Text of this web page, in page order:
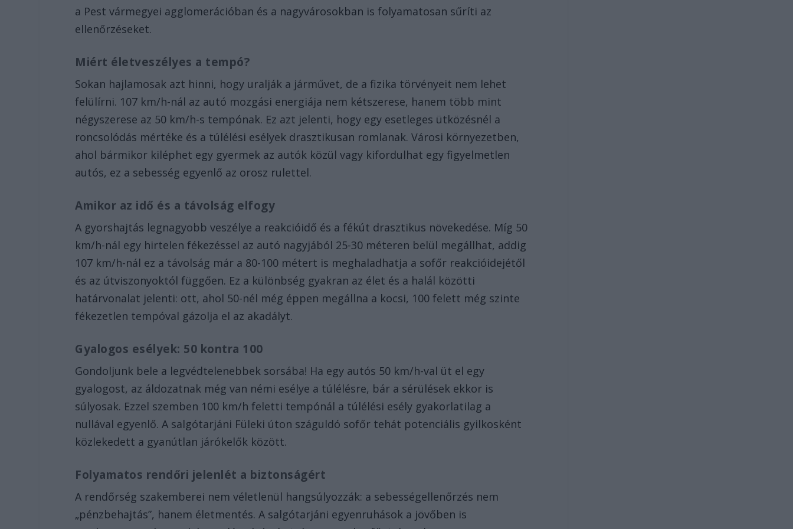
a Pest vármegyei agglomerációban és a nagyvárosokban is folyamatosan sűríti az
ellenőrzéseket.
Miért életveszélyes a tempó?
Sokan hajlamosak azt hinni, hogy uralják a járművet, de a fizika törvényeit nem lehet
felülírni. 107 km/h-nál az autó mozgási energiája nem kétszerese, hanem több mint
négyszerese az 50 km/h-s tempónak. Ez azt jelenti, hogy egy esetleges ütközésnél a
roncsolódás mértéke és a túlélési esélyek drasztikusan romlanak. Városi környezetben,
ahol bármikor kiléphet egy gyermek az autók közül vagy kifordulhat egy figyelmetlen
autós, ez a sebesség egyenlő az orosz rulettel.
Amikor az idő és a távolság elfogy
A gyorshajtás legnagyobb veszélye a reakcióidő és a fékút drasztikus növekedése. Míg 50
km/h-nál egy hirtelen fékezéssel az autó nagyjából 25-30 méteren belül megállhat, addig
107 km/h-nál ez a távolság már a 80-100 métert is meghaladhatja a sofőr reakcióidejétől
és az útviszonyoktól függően. Ez a különbség gyakran az élet és a halál közötti
határvonalat jelenti: ott, ahol 50-nél még éppen megállna a kocsi, 100 felett még szinte
fékezetlen tempóval gázolja el az akadályt.
Gyalogos esélyek: 50 kontra 100
Gondoljunk bele a legvédtelenebbek sorsába! Ha egy autós 50 km/h-val üt el egy
gyalogost, az áldozatnak még van némi esélye a túlélésre, bár a sérülések ekkor is
súlyosak. Ezzel szemben 100 km/h feletti tempónál a túlélési esély gyakorlatilag a
nullával egyenlő. A salgótarjáni Füleki úton száguldó sofőr tehát potenciális gyilkosként
közlekedett a gyanútlan járókelők között.
Folyamatos rendőri jelenlét a biztonságért
A rendőrség szakemberei nem véletlenül hangsúlyozzák: a sebességellenőrzés nem
„pénzbehajtás”, hanem életmentés. A salgótarjáni egyenruhások a jövőben is